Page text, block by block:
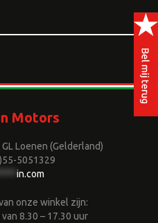
Motors
Loenen (Gelderland)
5051329
in.com
onze winkel zijn:
8.30 – 17.30 uur